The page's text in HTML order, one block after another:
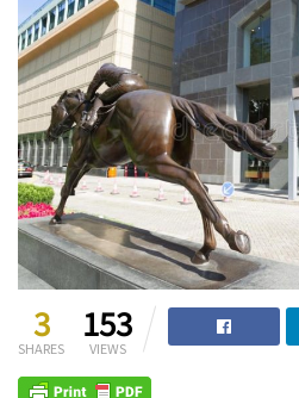
3
SHARES
153
VIEWS